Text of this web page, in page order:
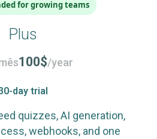
for growing teams
Plus
100$/year
day trial
quizzes, AI generation,
webhooks, and one